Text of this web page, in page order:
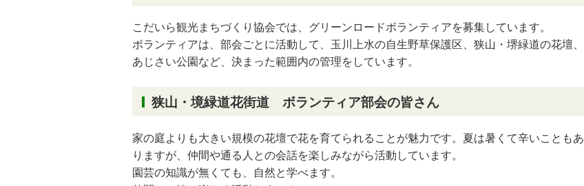
こだいら観光まちづくり協会では、グリーンロードボランティアを募集しています。
ボランティアは、部会ごとに活動して、玉川上水の自生野草保護区、狭山・堺緑道の花壇、
あじさい公園など、決まった範囲内の管理をしています。
狭山・境緑道花街道 ボランティア部会の皆さん
家の庭よりも大きい規模の花壇で花を育てられることが魅力です。夏は暑くて辛いこともあ
りますが、仲間や通る人との会話を楽しみながら活動しています。
園芸の知識が無くても、自然と学べます。